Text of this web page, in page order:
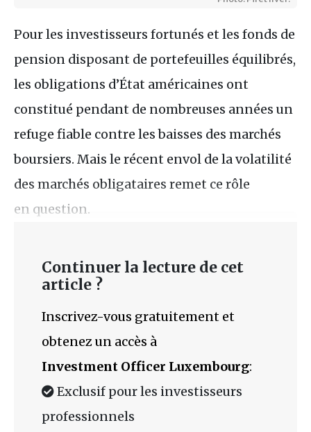
Pour les investisseurs fortunés et les fonds de
pension disposant de portefeuilles équilibrés,
les obligations d’État américaines ont
constitué pendant de nombreuses années un
refuge fiable contre les baisses des marchés
boursiers. Mais le récent envol de la volatilité
des marchés obligataires remet ce rôle
en question.
Continuer la lecture de cet
article ?
Inscrivez-vous gratuitement et
obtenez un accès à
Investment Officer Luxembourg:
Exclusif pour les investisseurs
professionnels